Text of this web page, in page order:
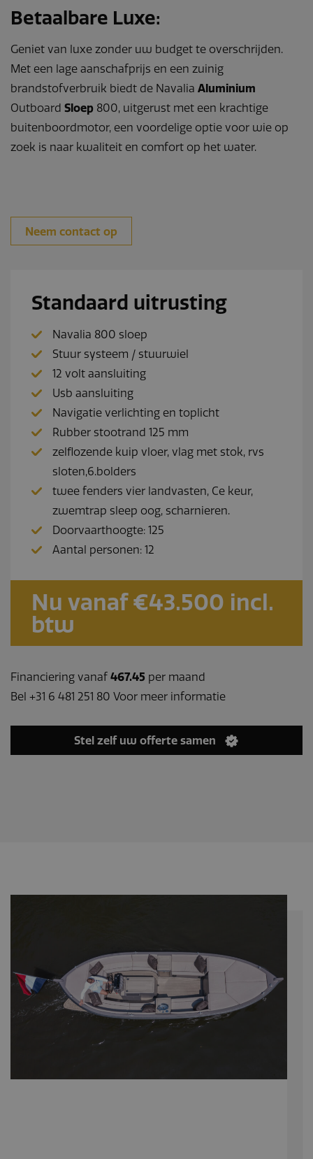
Betaalbare Luxe:
Geniet van luxe zonder uw budget te overschrijden.
Met een lage aanschafprijs en een zuinig
brandstofverbruik biedt de Navalia Aluminium
Outboard Sloep 800, uitgerust met een krachtige
buitenboordmotor, een voordelige optie voor wie op
zoek is naar kwaliteit en comfort op het water.
Neem contact op
Standaard uitrusting
Navalia 800 sloep
Stuur systeem / stuurwiel
12 volt aansluiting
Usb aansluiting
Navigatie verlichting en toplicht
Rubber stootrand 125 mm
zelflozende kuip vloer, vlag met stok, rvs
sloten,6.bolders
twee fenders vier landvasten, Ce keur,
zwemtrap sleep oog, scharnieren.
Doorvaarthoogte: 125
Aantal personen: 12
Nu vanaf €43.500 incl.
btw
Financiering vanaf 467.45 per maand
Bel +31 6 481 251 80 Voor meer informatie
Stel zelf uw offerte samen